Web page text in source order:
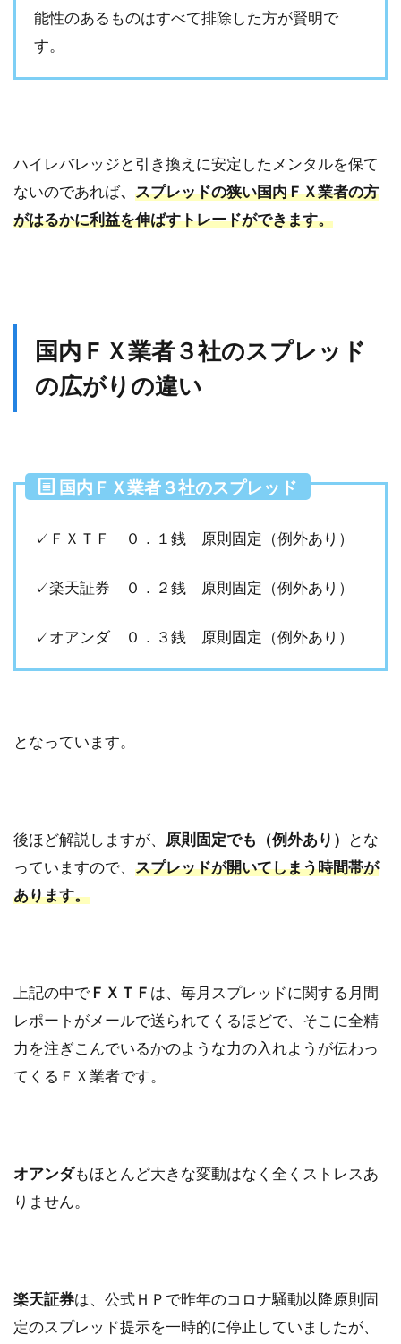
能性のあるものはすべて排除した方が賢明で
す。
ハイレバレッジと引き換えに安定したメンタルを保て
ないのであれば、 スプレッドの狭い国内ＦＸ業者の方
がはるかに利益を伸ばすトレードができます。
国内ＦＸ業者３社のスプレッド
の広がりの違い
国内ＦＸ業者３社のスプレッド
✓ＦＸＴＦ ０．１銭 原則固定（例外あり）
✓楽天証券 ０．２銭 原則固定（例外あり）
✓オアンダ ０．３銭 原則固定（例外あり）
となっています。
後ほど解説しますが、 原則固定でも（例外あり）
とな
っていますので、 スプレッドが開いてしまう時間帯が
あります。
上記の中で ＦＸＴＦ は、毎月スプレッドに関する月間
レポートがメールで送られてくるほどで、そこに全精
力を注ぎこんでいるかのような力の入れようが伝わっ
てくるＦＸ業者です。
オアンダもほとんど大きな変動はなく全くストレスあ
りません。
楽天証券は、公式ＨＰで昨年のコロナ騒動以降原則固
定のスプレッド提示を一時的に停止していましたが、